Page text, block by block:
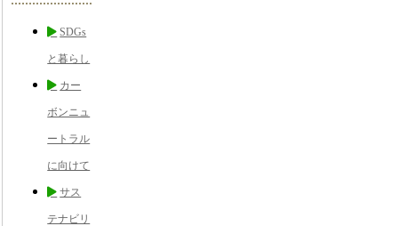
SDGs
と暮らし
カー
ボンニュ
ートラル
に向けて
サス
テナビリ